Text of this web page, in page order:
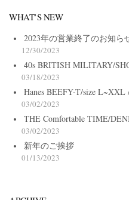
WHAT’S NEW
2023年の営業終了のお知ら
12/30/2023
40s BRITISH MILITARY/
03/18/2023
Hanes BEEFY-T/size
03/02/2023
THE Comfortable TIME/
03/02/2023
新年のご挨拶
01/13/2023